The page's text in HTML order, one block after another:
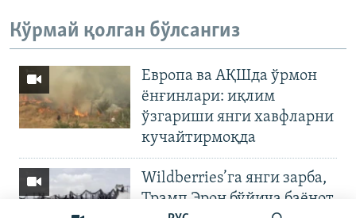
Кўрмай қолган бўлсангиз
Европа ва АҚШда ўрмон
ёнғинлари: иқлим
ўзгариши янги хавфларни
кучайтирмоқда
Wildberries’га янги зарба,
Трамп Эрон бўйича баёнот